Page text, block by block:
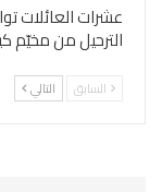
عشرات العائلات
الترحيل من مخيّم
السابق التالي